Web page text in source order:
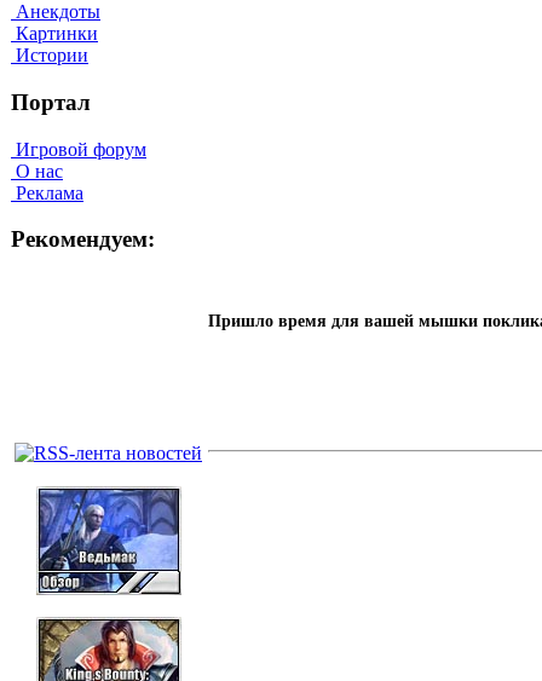
Анекдоты
Картинки
Истории
Портал
Игровой форум
О нас
Реклама
Рекомендуем:
Пришло время для вашей мышки